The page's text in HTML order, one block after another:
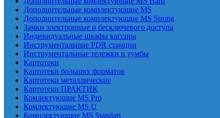
Дополнительные комплектующие MS
Дополнительные комплектующие MS Strong
Замки электронные и бесключевого доступа
Индивидуальные шкафы кассира
Инструментальные PDR станции
Инструментальные тележки и тумбы
Картотеки
Картотеки больших форматов
Картотеки металлические
Картотеки ПРАКТИК
Комлектующие MS Pro
Комлектующие MS U
Комплектующие MS Standart